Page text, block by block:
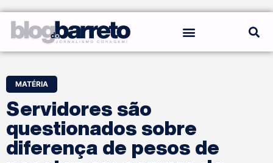
MATÉRIA
Servidores são
questionados sobre
diferença de pesos de